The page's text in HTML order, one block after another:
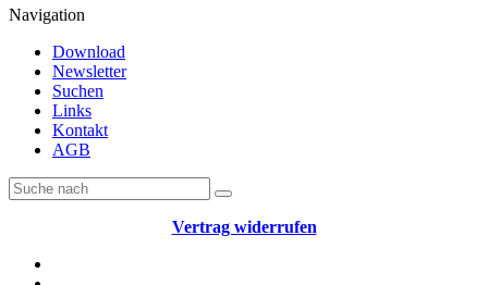
Navigation
Download
Newsletter
Suchen
Links
Kontakt
AGB
Vertrag widerrufen